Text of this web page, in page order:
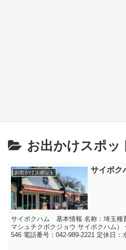
お出かけスポッ
お出かけスポット サイボク
サイボクハム 基本情報 名称：埼玉種
マシュチクボクジョウ サイボクハム） 住所：埼玉県日高市下大谷沢
546 電話番号：042-989-2221 定休日：水曜（祝日・7月・12月は営